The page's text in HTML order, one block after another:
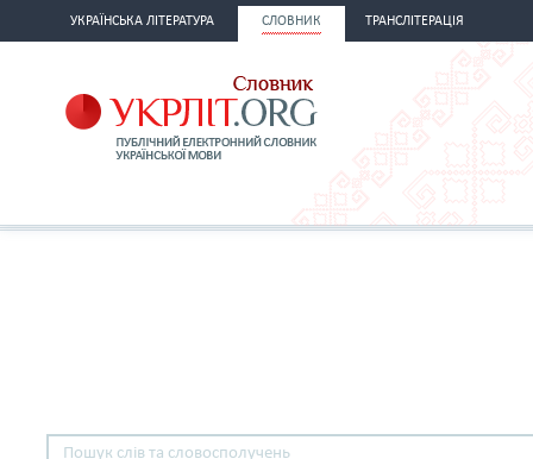
УКРАЇНСЬКА ЛІТЕРАТУРА СЛОВНИК ТРАНСЛІТЕРАЦІЯ